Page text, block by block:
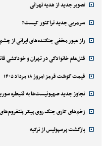
تصویر جدید از هدیه تهرانی
سرمربی جدید تراکتور کیست؟
راز عبور مخفی جنگنده‌های ایرانی از
قتل‌‌عام خانوادگی در تهران و خودکشی
قیمت گوشت قرمز امروز ۱۸ مرداد ۱۴۰۵
تجاوز جدید صهیونیست‌ها به قنیطره
زخم‌های کاری جنگ روی پیکر پلتفروم‌های
بازگشت پرسپولیس از ترکیه